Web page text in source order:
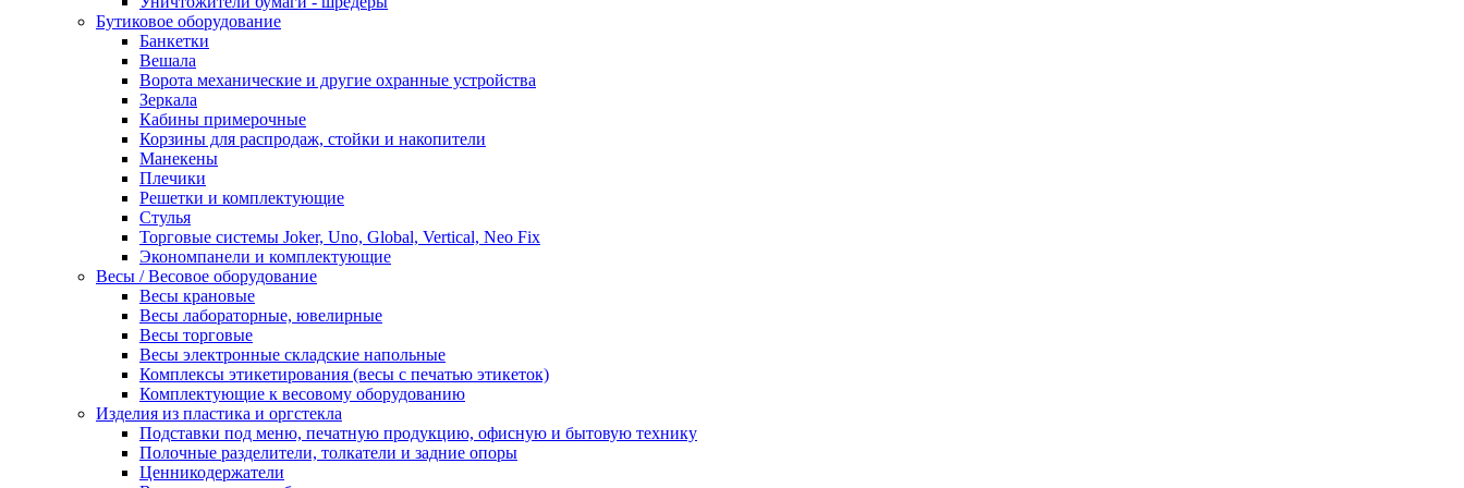
Бутиковое оборудование
Банкетки
Вешала
Ворота механические и другие охранные устройства
Зеркала
Кабины примерочные
Корзины для распродаж, стойки и накопители
Манекены
Плечики
Решетки и комплектующие
Стулья
Торговые системы Joker, Uno, Global, Vertical, Neo Fix
Экономпанели и комплектующие
Весы / Весовое оборудование
Весы крановые
Весы лабораторные, ювелирные
Весы торговые
Весы электронные складские напольные
Комплексы этикетирования (весы с печатью этикеток)
Комплектующие к весовому оборудованию
Изделия из пластика и оргстекла
Подставки под меню, печатную продукцию, офисную и бытовую технику
Полочные разделители, толкатели и задние опоры
Ценникодержатели